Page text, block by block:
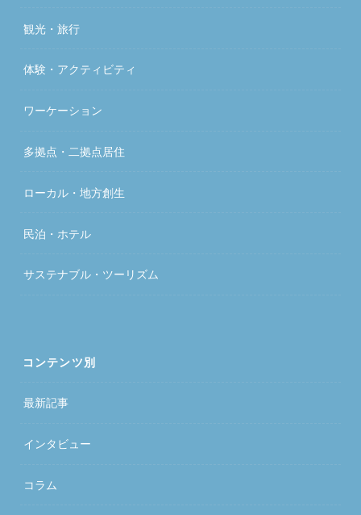
観光・旅行
体験・アクティビティ
ワーケーション
多拠点・二拠点居住
ローカル・地方創生
民泊・ホテル
サステナブル・ツーリズム
コンテンツ別
最新記事
インタビュー
コラム